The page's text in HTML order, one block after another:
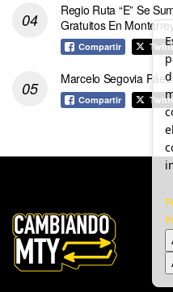
Regio Ruta “E” Se
Gratuitos En
Compartir
Marcelo Segovia
Compartir